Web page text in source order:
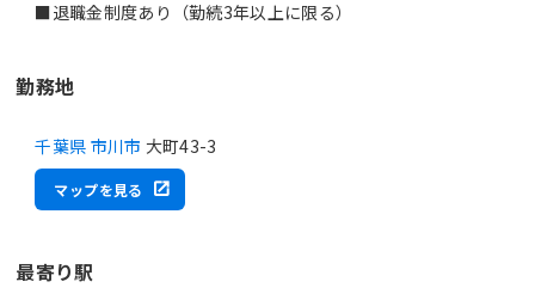
■退職金制度あり（勤続3年以上に限る）
勤務地
千葉県 市川市 大町43-3
マップを見る
最寄り駅